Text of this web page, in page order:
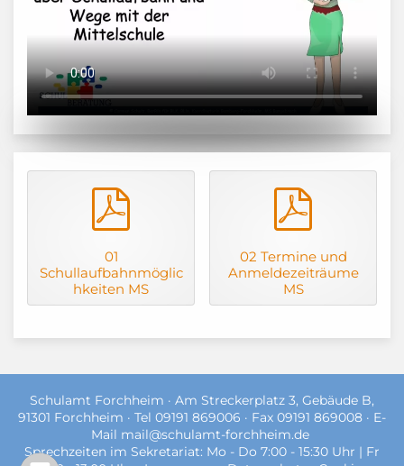
01
Schullaufbahnmöglic
hkeiten MS
02 Termine und
Anmeldezeiträume
MS
Schulamt Forchheim · Am Streckerplatz 3, Gebäude B,
91301 Forchheim · Tel 09191 869006 · Fax 09191 869008 · E-
Mail mail@schulamt-forchheim.de
Sprechzeiten im Sekretariat: Mo - Do 7:00 - 15:30 Uhr | Fr